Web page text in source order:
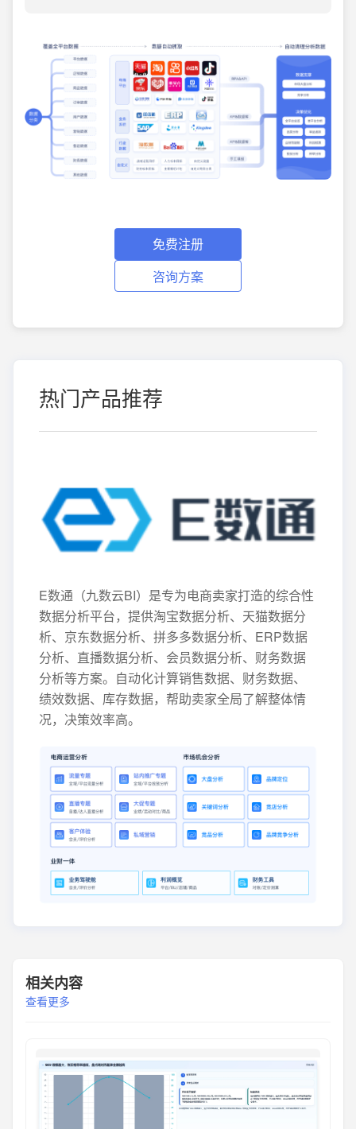
免费注册
咨询方案
热门产品推荐
E数通（九数云BI）是专为电商卖家打造的综合性
数据分析平台，提供淘宝数据分析、天猫数据分
析、京东数据分析、拼多多数据分析、ERP数据
分析、直播数据分析、会员数据分析、财务数据
分析等方案。自动化计算销售数据、财务数据、
绩效数据、库存数据，帮助卖家全局了解整体情
况，决策效率高。
相关内容
查看更多